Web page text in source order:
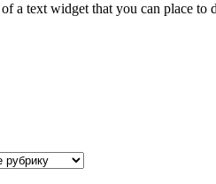
a text widget that you can place to